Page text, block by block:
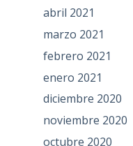
abril 2021
marzo 2021
febrero 2021
enero 2021
diciembre 2020
noviembre 2020
octubre 2020